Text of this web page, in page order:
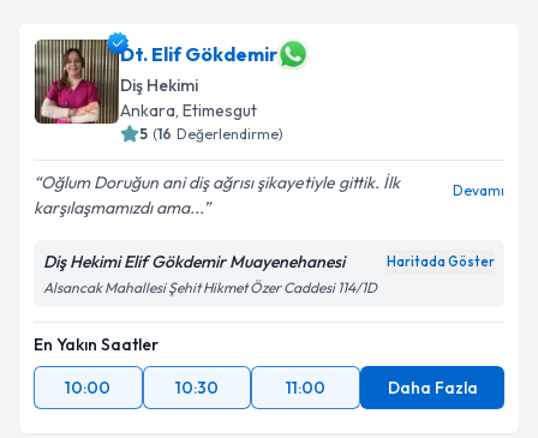
Dt. Elif Gökdemir
Diş Hekimi
Ankara, Etimesgut
5 (16 Değerlendirme)
Oğlum Doruğun ani diş ağrısı şikayetiyle gittik. İlk
karşılaşmamızdı ama...
Devamı
Diş Hekimi Elif Gökdemir Muayenehanesi Haritada Göster
Alsancak Mahallesi Şehit Hikmet Özer Caddesi 114/1D
En Yakın Saatler
10:00
10:30 11:00 Daha Fazla